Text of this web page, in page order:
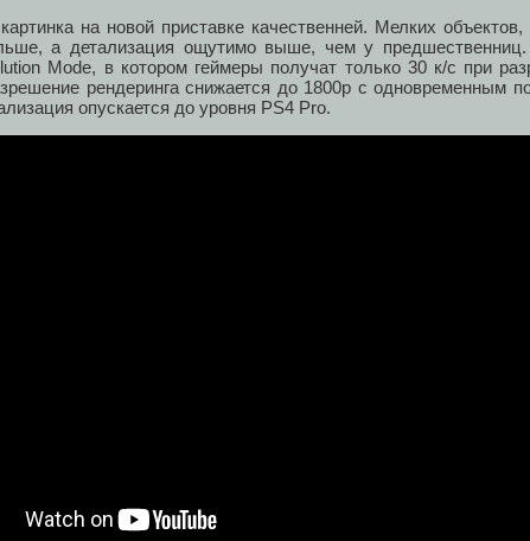
на новой приставке качественней. Мелких объектов,
а детализация ощутимо выше, чем у предшественниц.
Mode, в котором геймеры получат только 30 к/с при
рендеринга снижается до 1800p с одновременным
опускается до уровня PS4 Pro.